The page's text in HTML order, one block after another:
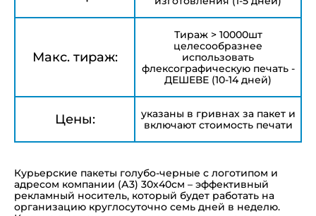
Макс. тираж:
Тираж > 10000шт
целесообразнее
использовать
флексографическую печать -
ДЕШЕВЕ (10-14 дней)
Цены:
указаны в гривнах за пакет и
включают стоимость печати
Курьерские пакеты голубо-черные с логотипом и
адресом компании (А3) 30х40см – эффективный
рекламный носитель, который будет работать на
организацию круглосуточно семь дней в неделю.